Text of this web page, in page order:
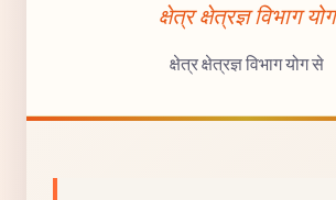
क्षेत्र क्षेत्रज्ञ विभाग योग
क्षेत्र क्षेत्रज्ञ विभाग योग से